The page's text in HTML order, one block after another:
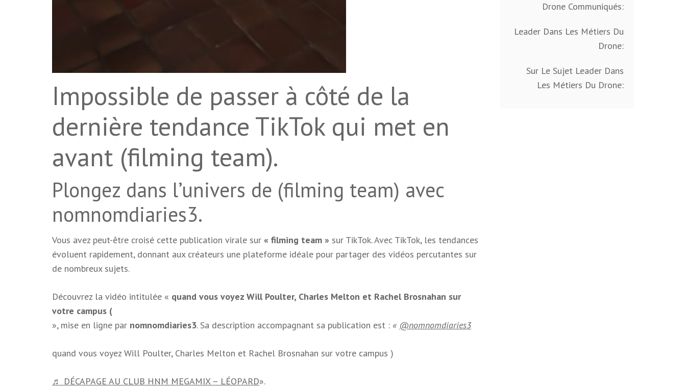
Impossible de passer à côté de la
dernière tendance TikTok qui met en
avant (filming team).
Plongez dans l’univers de (filming team) avec
nomnomdiaries3.
Vous avez peut-être croisé cette publication virale sur « filming team » sur TikTok. Avec TikTok, les tendances
évoluent rapidement, donnant aux créateurs une plateforme idéale pour partager des vidéos percutantes sur
de nombreux sujets.
Découvrez la vidéo intitulée « quand vous voyez Will Poulter, Charles Melton et Rachel Brosnahan sur
votre campus (
», mise en ligne par nomnomdiaries3. Sa description accompagnant sa publication est : « @nomnomdiaries3
quand vous voyez Will Poulter, Charles Melton et Rachel Brosnahan sur votre campus )
♬ DÉCAPAGE AU CLUB HNM MEGAMIX – LÉOPARD».
Drone Communiqués:
Leader Dans Les Métiers Du
Drone:
Sur Le Sujet Leader Dans
Les Métiers Du Drone: